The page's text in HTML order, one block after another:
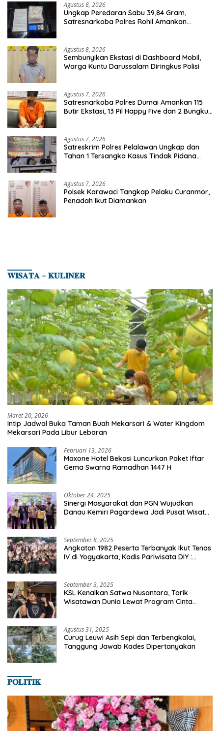
Agustus 8, 2026
Ungkap Peredaran Sabu 39,84 Gram,
Satresnarkoba Polres Rohil Amankan
Agustus 8, 2026
Sembunyikan Ekstasi di Dashboard Mobil,
Warga Kuntu Darussalam Diringkus Polisi
Agustus 7, 2026
Satresnarkoba Polres Dumai Amankan 115
Butir Ekstasi, 13 Pil Happy Five dan 2 Bungkus
Agustus 7, 2026
Satreskrim Polres Pelalawan Ungkap dan
Tahan 1 Tersangka Kasus Tindak Pidana
Agustus 7, 2026
Polsek Karawaci Tangkap Pelaku Curanmor,
Penadah Ikut Diamankan
𝐖𝐈𝐒𝐀𝐓𝐀 – 𝐊𝐔𝐋𝐈𝐍𝐄𝐑
Maret 20, 2026
Intip Jadwal Buka Taman Buah Mekarsari & Water Kingdom
Mekarsari Pada Libur Lebaran
Februari 13, 2026
Maxone Hotel Bekasi Luncurkan Paket Iftar
Gema Swarna Ramadhan 1447 H
Oktober 24, 2025
Sinergi Masyarakat dan PGN Wujudkan
Danau Kemiri Pagardewa Jadi Pusat Wisata
September 8, 2025
Angkatan 1982 Peserta Terbanyak Ikut Tenas
IV di Yogyakarta, Kadis Pariwisata DIY :
September 3, 2025
KSL Kenalkan Satwa Nusantara, Tarik
Wisatawan Dunia Lewat Program Cinta
Agustus 31, 2025
Curug Leuwi Asih Sepi dan Terbengkalai,
Tanggung Jawab Kades Dipertanyakan
𝐏𝐎𝐋𝐈𝐓𝐈𝐊